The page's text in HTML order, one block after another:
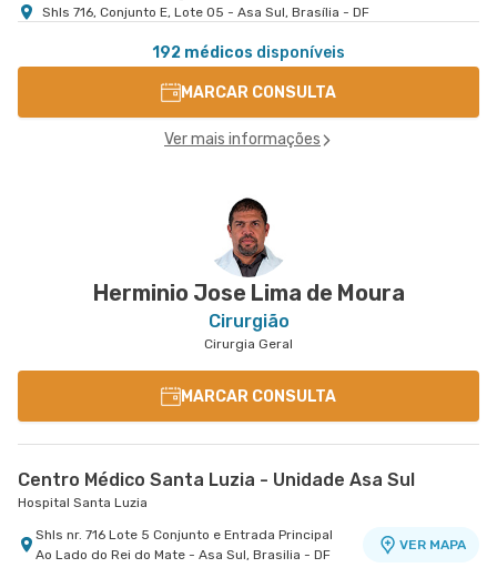
Shls 716, Conjunto E, Lote 05 - Asa Sul, Brasília - DF
192 médicos disponíveis
MARCAR CONSULTA
Ver mais informações
Herminio Jose Lima de Moura
Cirurgião
Cirurgia Geral
MARCAR CONSULTA
Centro Médico Santa Luzia - Unidade Asa Sul
Hospital Santa Luzia
Shls nr. 716 Lote 5 Conjunto e Entrada Principal
Ao Lado do Rei do Mate - Asa Sul, Brasilia - DF
VER MAPA